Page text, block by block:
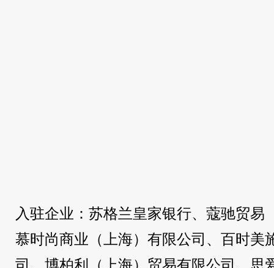
入驻企业：苏格兰皇家银行、蔻驰贸易
慕时尚商业（上海）有限公司、百时美
司、博柏利（上海）贸易有限公司、思